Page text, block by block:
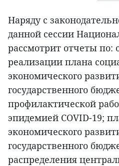
Наряду с
данной сессии
рассмотрит отчеты по:
реализации плана
экономического
государственного
профилактической
эпидемией COVID-19;
экономического
государственного
распределения